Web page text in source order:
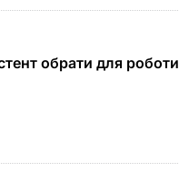
обрати для роботи